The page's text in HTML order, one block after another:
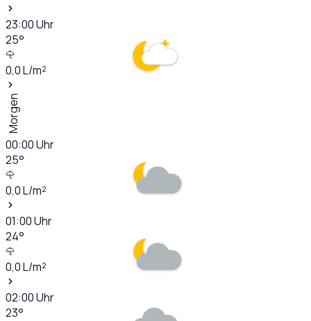
23:00Uhr
25°
0,0L/m²
Morgen
00:00Uhr
25°
0,0L/m²
01:00Uhr
24°
0,0L/m²
02:00Uhr
23°